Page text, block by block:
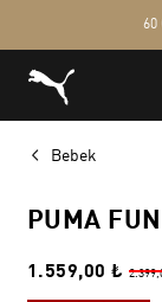
Bebek
PUMA
1.559,00 ₺